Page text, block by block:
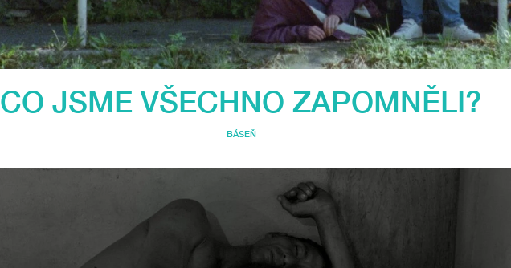
CO JSME VŠECHNO ZAPOMNĚLI?
BÁSEŇ